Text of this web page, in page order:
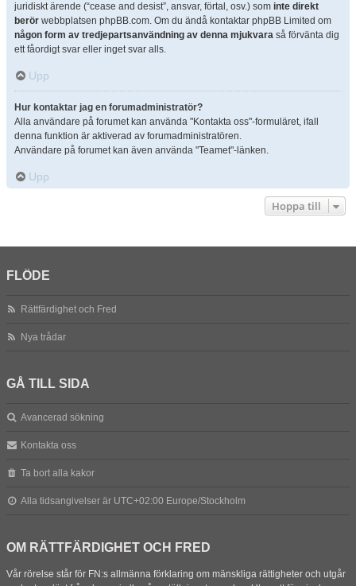
juridiskt ärende (“cease and desist”, ansvar, förtal, osv.) som inte direkt
berör webbplatsen phpBB.com. Om du ändå kontaktar phpBB Limited om
någon form av tredjepartsanvändning av denna mjukvara så förvänta dig
ett fåordigt svar eller inget svar alls.
Upp
Hur kontaktar jag en forumadministratör?
Alla användare på forumet kan använda "Kontakta oss"-formuläret, ifall
denna funktion är aktiverad av forumadministratören.
Användare på forumet kan även använda "Teamet"-länken.
Upp
Hoppa till
FLÖDE
Rättfärdighet och Fred
Nya trådar
GÅ TILL SIDA
Avancerad sökning
Kontakta oss
Ta bort alla kakor
Alla tidsangivelser är UTC+02:00 Europe/Stockholm
OM RÄTTFÄRDIGHET OCH FRED
Vår rörelse står för FN:s allmänna förklaring om mänskliga rättigheter och utgår